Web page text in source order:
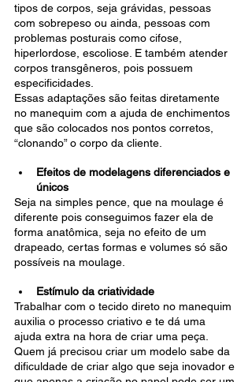
tipos de corpos, seja grávidas, pessoas
com sobrepeso ou ainda, pessoas com
problemas posturais como cifose,
hiperlordose, escoliose. E também atender
corpos transgêneros, pois possuem
especificidades.
Essas adaptações são feitas diretamente
no manequim com a ajuda de enchimentos
que são colocados nos pontos corretos,
“clonando” o corpo da cliente.
Efeitos de modelagens diferenciados e
únicos
Seja na simples pence, que na moulage é
diferente pois conseguimos fazer ela de
forma anatômica, seja no efeito de um
drapeado, certas formas e volumes só são
possíveis na moulage.
Estímulo da criatividade
Trabalhar com o tecido direto no manequim
auxilia o processo criativo e te dá uma
ajuda extra na hora de criar uma peça.
Quem já precisou criar um modelo sabe da
dificuldade de criar algo que seja inovador e